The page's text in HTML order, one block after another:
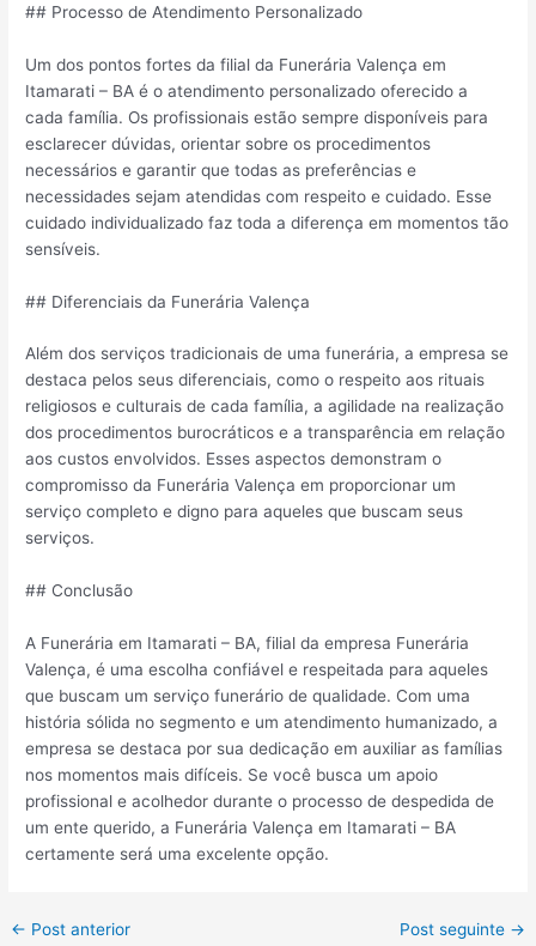
## Processo de Atendimento Personalizado
Um dos pontos fortes da filial da Funerária Valença em
Itamarati – BA é o atendimento personalizado oferecido a
cada família. Os profissionais estão sempre disponíveis para
esclarecer dúvidas, orientar sobre os procedimentos
necessários e garantir que todas as preferências e
necessidades sejam atendidas com respeito e cuidado. Esse
cuidado individualizado faz toda a diferença em momentos tão
sensíveis.
## Diferenciais da Funerária Valença
Além dos serviços tradicionais de uma funerária, a empresa se
destaca pelos seus diferenciais, como o respeito aos rituais
religiosos e culturais de cada família, a agilidade na realização
dos procedimentos burocráticos e a transparência em relação
aos custos envolvidos. Esses aspectos demonstram o
compromisso da Funerária Valença em proporcionar um
serviço completo e digno para aqueles que buscam seus
serviços.
## Conclusão
A Funerária em Itamarati – BA, filial da empresa Funerária
Valença, é uma escolha confiável e respeitada para aqueles
que buscam um serviço funerário de qualidade. Com uma
história sólida no segmento e um atendimento humanizado, a
empresa se destaca por sua dedicação em auxiliar as famílias
nos momentos mais difíceis. Se você busca um apoio
profissional e acolhedor durante o processo de despedida de
um ente querido, a Funerária Valença em Itamarati – BA
certamente será uma excelente opção.
← Post anterior Post seguinte →